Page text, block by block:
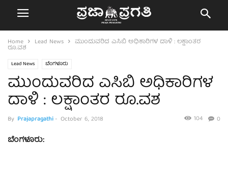
Home Lead News ಮುಂದುವರಿದ ಎಸಿಬಿ ಅಧಿಕಾರಿಗಳ ದಾಳಿ : ಲಕ್ಷಾಂತರ
ರೂ.ವಶ
Lead News ಬೆಂಗಳೂರು
ಮುಂದುವರಿದ ಎಸಿಬಿ ಅಧಿಕಾರಿಗಳ
ದಾಳಿ : ಲಕ್ಷಾಂತರ ರೂ.ವಶ
By Prajapragathi- October 6, 2018 0
104
ಬೆಂಗಳೂರು: